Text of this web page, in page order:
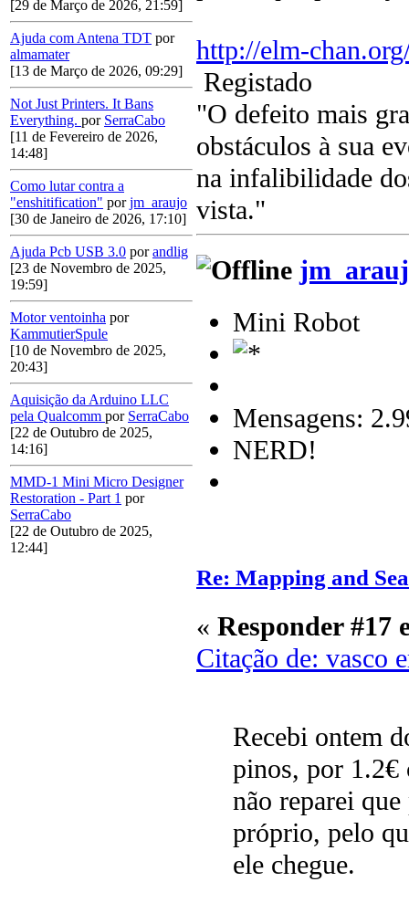
[29 de Março de 2026, 21:59]
Ajuda com Antena TDT por
almamater
[13 de Março de 2026, 09:29]
Not Just Printers. It Bans
Everything. por SerraCabo
[11 de Fevereiro de 2026,
14:48]
Como lutar contra a
"enshitification" porjm_araujo
[30 de Janeiro de 2026, 17:10]
Ajuda Pcb USB 3.0 porandlig
[23 de Novembro de 2025,
19:59]
Motor ventoinha por
KammutierSpule
[10 de Novembro de 2025,
20:43]
Aquisição da Arduino LLC
pela Qualcomm por SerraCabo
[22 de Outubro de 2025,
14:16]
MMD-1 Mini Micro Designer
Restoration - Part 1 por
SerraCabo
[22 de Outubro de 2025,
12:44]
http://elm-
Registado
"O defeito mais
obstáculos à sua
na infalibilidade
vista."
Mini Robot
Mensagens:
NERD!
Re: Mapping and
« Responder #17
Citação de: vasco
Recebi ontem
pinos, por 1.2€
não reparei
próprio, pelo
ele chegue.